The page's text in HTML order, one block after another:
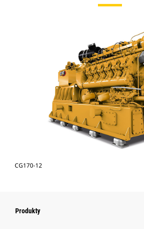
CG170-12
Produkty